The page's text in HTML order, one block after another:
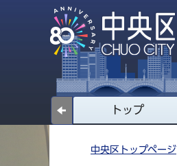
トップ
中央区トップページ